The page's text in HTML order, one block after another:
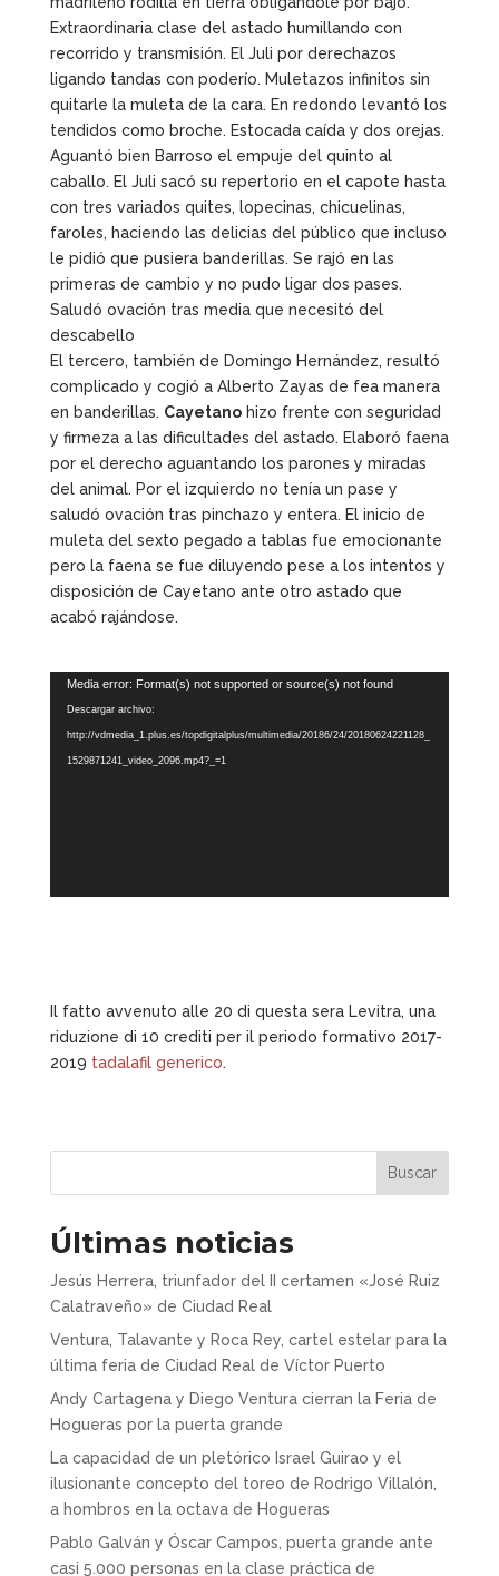
Extraordinaria clase del astado humillando con
recorrido y transmisión. El Juli por derechazos
ligando tandas con poderío. Muletazos infinitos sin
quitarle la muleta de la cara. En redondo levantó los
tendidos como broche. Estocada caída y dos orejas.
Aguantó bien Barroso el empuje del quinto al
caballo. El Juli sacó su repertorio en el capote hasta
con tres variados quites, lopecinas, chicuelinas,
faroles, haciendo las delicias del público que incluso
le pidió que pusiera banderillas. Se rajó en las
primeras de cambio y no pudo ligar dos pases.
Saludó ovación tras media que necesitó del
descabello
El tercero, también de Domingo Hernández, resultó
complicado y cogió a Alberto Zayas de fea manera
en banderillas. Cayetanohizo frente con seguridad
y firmeza a las dificultades del astado. Elaboró faena
por el derecho aguantando los parones y miradas
del animal. Por el izquierdo no tenía un pase y
saludó ovación tras pinchazo y entera. El inicio de
muleta del sexto pegado a tablas fue emocionante
pero la faena se fue diluyendo pese a los intentos y
disposición de Cayetano ante otro astado que
acabó rajándose.
Reproductor
de
vídeo
Media error: Format(s) not supported or source(s) not found
Descargar archivo:
http://vdmedia_1.plus.es/topdigitalplus/multimedia/20186/24/20180624221128_
1529871241_video_2096.mp4?_=1
Il fatto avvenuto alle 20 di questa sera Levitra, una
riduzione di 10 crediti per il periodo formativo 2017-
2019 tadalafil generico.
Buscar
Últimas noticias
Jesús Herrera, triunfador del II certamen «José Ruiz
Calatraveño» de Ciudad Real
Ventura, Talavante y Roca Rey, cartel estelar para la
última feria de Ciudad Real de Víctor Puerto
Andy Cartagena y Diego Ventura cierran la Feria de
Hogueras por la puerta grande
La capacidad de un pletórico Israel Guirao y el
ilusionante concepto del toreo de Rodrigo Villalón,
a hombros en la octava de Hogueras
Pablo Galván y Óscar Campos, puerta grande ante
casi 5.000 personas en la clase práctica de